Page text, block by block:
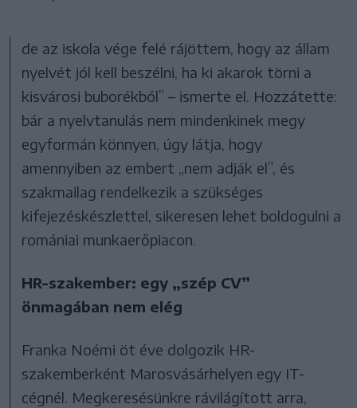
de az iskola vége felé rájöttem, hogy az állam
nyelvét jól kell beszélni, ha ki akarok törni a
kisvárosi buborékból” – ismerte el. Hozzátette:
bár a nyelvtanulás nem mindenkinek megy
egyformán könnyen, úgy látja, hogy
amennyiben az embert „nem adják el”, és
szakmailag rendelkezik a szükséges
kifejezéskészlettel, sikeresen lehet boldogulni a
romániai munkaerőpiacon.
HR-szakember: egy „szép CV”
önmagában nem elég
Franka Noémi öt éve dolgozik HR-
szakemberként Marosvásárhelyen egy IT-
cégnél. Megkeresésünkre rávilágított arra,